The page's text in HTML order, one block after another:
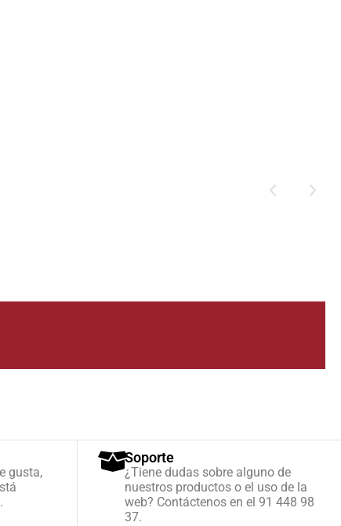
gusta,
Soporte
¿Tiene dudas sobre alguno de
nuestros productos o el uso de la
web? Contáctenos en el 91 448 98
37.